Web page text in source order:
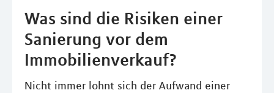
Was sind die Risiken einer
Sanierung vor dem
Immobilienverkauf?
Nicht immer lohnt sich der Aufwand einer